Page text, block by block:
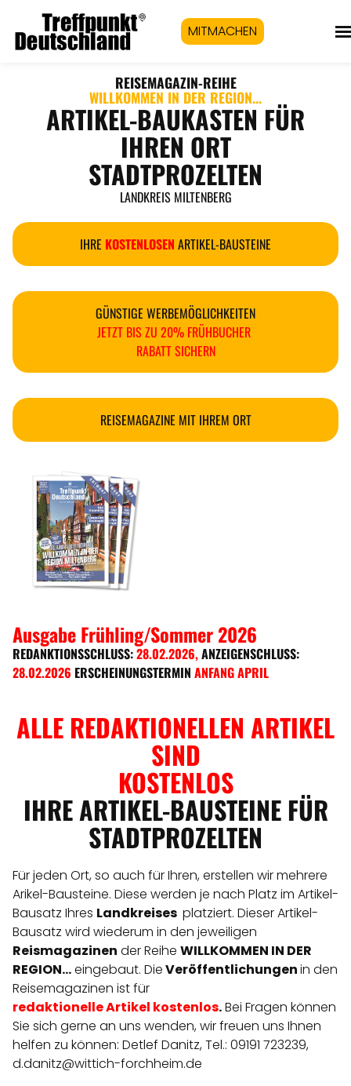
MITMACHEN
REISEMAGAZIN-REIHE
WILLKOMMEN IN DER REGION...
ARTIKEL-BAUKASTEN FÜR
IHREN ORT
STADTPROZELTEN
LANDKREIS MILTENBERG
IHRE KOSTENLOSEN ARTIKEL-BAUSTEINE
GÜNSTIGE WERBEMÖGLICHKEITEN
JETZT BIS ZU 20% FRÜHBUCHER
RABATT SICHERN
REISEMAGAZINE MIT IHREM ORT
Ausgabe Frühling/Sommer 2026
REDANKTIONSSCHLUSS:28.02.2026,ANZEIGENSCHLUSS:
28.02.2026 ERSCHEINUNGSTERMIN ANFANG APRIL
ALLE REDAKTIONELLEN ARTIKEL
SIND
KOSTENLOS
IHRE ARTIKEL-BAUSTEINE FÜR
STADTPROZELTEN
Für jeden Ort, so auch für Ihren, erstellen wir mehrere
Arikel-Bausteine. Diese werden je nach Platz im Artikel-
Bausatz Ihres Landkreises platziert. Dieser Artikel-
Bausatz wird wiederum in den jeweiligen
Reismagazinen der Reihe WILLKOMMEN IN DER
REGION...eingebaut. DieVeröffentlichungenin den
Reisemagazinen ist für
redaktionelleArtikel kostenlos.Bei Fragen können
Sie sich gerne an uns wenden, wir freuen uns Ihnen
helfen zu können: Detlef Danitz, Tel.: 09191 723239,
d.danitz@wittich-forchheim.de